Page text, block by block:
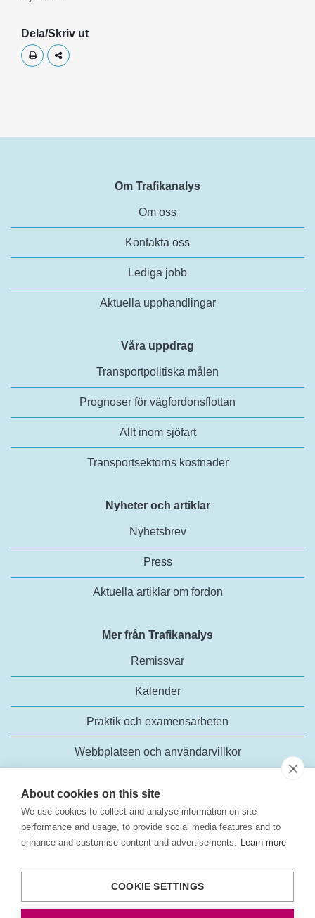
About cookies on this site
We use cookies to collect and analyse information on site
performance and usage, to provide social media features and to
enhance and customise content and advertisements. Learn more
COOKIE SETTINGS
Dela/Skriv ut
Skriv utDela
Om Trafikanalys
Om oss
Kontakta oss
Lediga jobb
Aktuella upphandlingar
Våra uppdrag
Transportpolitiska målen
Prognoser för vägfordonsflottan
Allt inom sjöfart
Transportsektorns kostnader
Nyheter och artiklar
Nyhetsbrev
Press
Aktuella artiklar om fordon
Mer från Trafikanalys
Remissvar
Kalender
Praktik och examensarbeten
Webbplatsen och användarvillkor
Rosenlundsgatan 54
118 63 Stockholm